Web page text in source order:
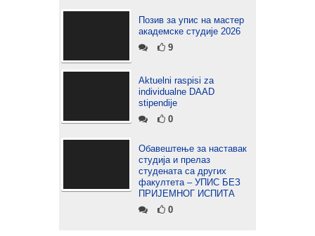
Позив за упис на мастер
академске студије 2026
9
Aktuelni raspisi za
individualne DAAD
stipendije
0
Обавештење за наставак
студија и прелаз
студената са других
факултета – УПИС БЕЗ
ПРИЈЕМНОГ ИСПИТА
0